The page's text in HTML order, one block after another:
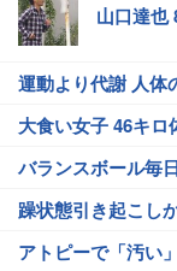
山口達也
運動より代謝 人体
大食い女子 46キロ
バランスボール毎
躁状態引き起こし
アトピーで「汚い